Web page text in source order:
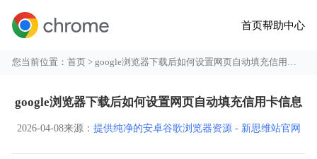
首页帮助中心
您当前位置：首页 > google浏览器下载后如何设置网页自动填充信用卡信息
google浏览器下载后如何设置网页自动填充信用卡信息
2026-04-08来源： 提供纯净的安卓谷歌浏览器资源 - 新思维站官网